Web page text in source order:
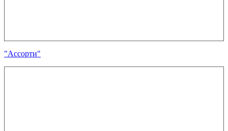
"Ассорти"